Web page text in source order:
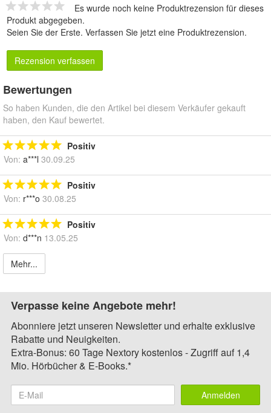
Es wurde noch keine Produktrezension für dieses
Produkt abgegeben.
Seien Sie der Erste. Verfassen Sie jetzt eine Produktrezension.
Rezension verfassen
Bewertungen
So haben Kunden, die den Artikel bei diesem Verkäufer gekauft
haben, den Kauf bewertet.
Positiv
Von: a***l 30.09.25
Positiv
Von: r***o 30.08.25
Positiv
Von: d***n 13.05.25
Mehr...
Verpasse keine Angebote mehr!
Abonniere jetzt unseren Newsletter und erhalte exklusive
Rabatte und Neuigkeiten.
Extra-Bonus: 60 Tage Nextory kostenlos - Zugriff auf 1,4
Mio. Hörbücher & E-Books.*
Anmelden